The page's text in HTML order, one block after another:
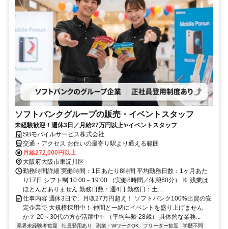
ソフトバンクグループの販売・イベントスタッフ
未経験歓迎！週休3日／月給27万円以上✨イベントスタッフ
SBモバイルサービス株式会社
交通・アクセス お住いの最寄り駅より通える範囲
月給272,000円以上
大阪府大阪市東淀川区
勤務時間詳細 実働時間：1日あたり8時間 平均勤務日数：1ヶ月あた
り17日 シフト制 10:00～19:00 （実働8時間／休憩60分） ※ 残業は
ほとんどありません 勤務日数：週4日 勤務日：土...
仕事内容 週休3日で、月収27万円超え！ ソフトバンク100%出資の安
定企業で 大規模採用中！ 仲間と一緒にイベントを盛り上げません
か？ 20～30代の方が活躍中✨ （平均年齢 28歳） 具体的な業務...
業界未経験者歓迎 社員登用あり 副業・WワークOK フリーター歓迎
学歴不問